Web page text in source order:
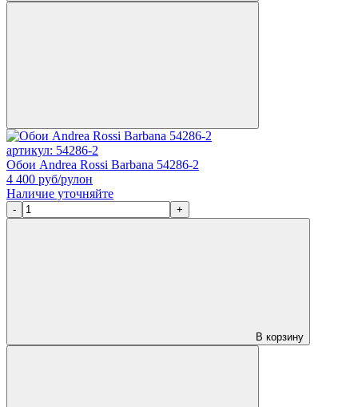
артикул: 54286-2
Обои Andrea Rossi Barbana 54286-2
4 400 руб/рулон
Наличие уточняйте
- +
В корзину